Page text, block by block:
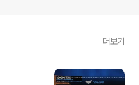
더보기